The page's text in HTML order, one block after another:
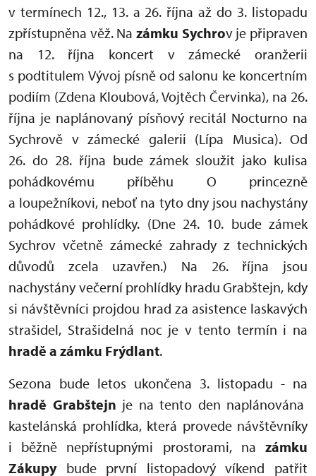
v termínech 12., 13. a 26. října až do 3. listopadu
zpřístupněna věž. Na zámku Sychrov je připraven
na 12. října koncert v zámecké oranžerii
s podtitulem Vývoj písně od salonu ke koncertním
podiím (Zdena Kloubová, Vojtěch Červinka), na 26.
října je naplánovaný písňový recitál Nocturno na
Sychrově v zámecké galerii (Lípa Musica). Od
26. do 28. října bude zámek sloužit jako kulisa
pohádkovému příběhu O princezně
a loupežníkovi, neboť na tyto dny jsou nachystány
pohádkové prohlídky. (Dne 24. 10. bude zámek
Sychrov včetně zámecké zahrady z technických
důvodů zcela uzavřen.) Na 26. října jsou
nachystány večerní prohlídky hradu Grabštejn, kdy
si návštěvníci projdou hrad za asistence laskavých
strašidel, Strašidelná noc je v tento termín i na
hradě a zámku Frýdlant.
Sezona bude letos ukončena 3. listopadu - na
hradě Grabštejn je na tento den naplánována
kastelánská prohlídka, která provede návštěvníky
i běžně nepřístupnými prostorami, na zámku
Zákupybude první listopadový víkend patřit